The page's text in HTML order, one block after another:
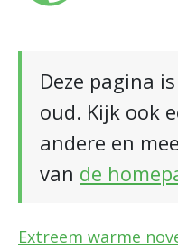
Deze pagina
oud. Kijk ook
andere en
van de
Extreem warme